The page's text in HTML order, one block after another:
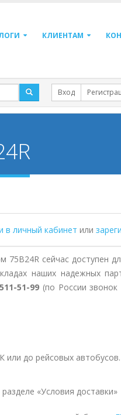
КЛИЕНТАМ
Вход
в личный кабинет или
75B24R сейчас доступен
наших надежных
51-99 (по России
до рейсовых автобусов.
«Условия доставки»